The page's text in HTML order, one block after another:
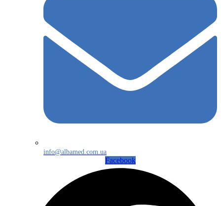
info@albamed.com.ua
Facebook